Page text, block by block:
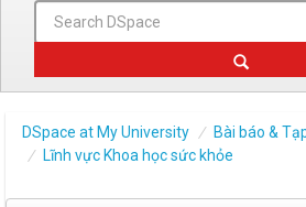
DSpace at My University
Bài báo &
Lĩnh vực Khoa học sức khỏe